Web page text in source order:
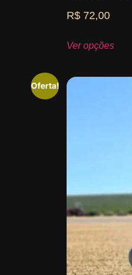
R$ 72,00
Ver opções
Oferta!